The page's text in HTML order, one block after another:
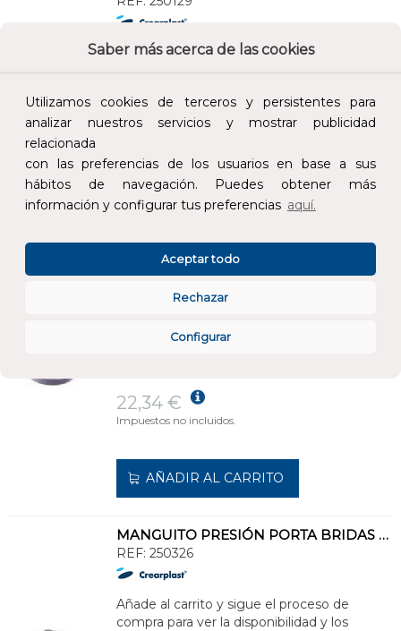
Saber más acerca de las cookies
Utilizamos cookies de terceros y persistentes para
analizar nuestros servicios y mostrar publicidad
relacionada
con las preferencias de los usuarios en base a sus
hábitos de navegación. Puedes obtener más
información y configurar tus preferencias aquí.
Configurar
Rechazar
Aceptar todo
Añade al carrito y sigue el proceso de
18,77 €
AÑADIR AL CARRITO
REF:250306
compra para ver la disponibilidad y los
22,34 €
Impuestos no incluidos.
AÑADIR AL CARRITO
MANGUITO PRESIÓN PORTA BRIDAS PR-17 DIÁMETRO 125 PVC
REF: 250326
Añade al carrito y sigue el proceso de
compra para ver la disponibilidad y los